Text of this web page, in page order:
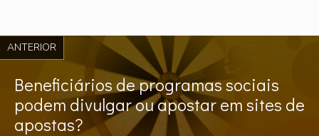
ANTERIOR
Beneficiários de programas sociais
podem divulgar ou apostar em sites de
apostas?